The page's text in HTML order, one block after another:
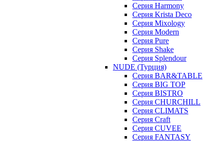
Серия Harmony
Серия Krista Deco
Серия Mixology
Серия Modern
Серия Pure
Серия Shake
Серия Splendour
NUDE (Турция)
Серия BAR&TABLE
Серия BIG TOP
Серия BISTRO
Серия CHURCHILL
Серия CLIMATS
Серия Craft
Серия CUVEE
Серия FANTASY